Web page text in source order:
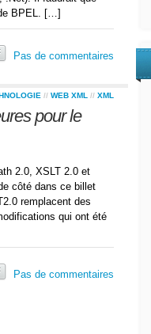
BPEL. […]
Pas de commentaires
// WEB XML // XML
pour le
2.0, XSLT 2.0 et
côté dans ce billet
remplacent des
qui ont été
Pas de commentaires